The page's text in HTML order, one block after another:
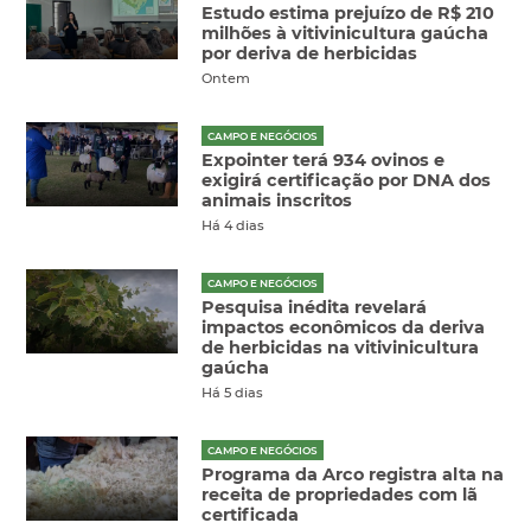
Estudo estima prejuízo de R$ 210
milhões à vitivinicultura gaúcha
por deriva de herbicidas
Ontem
CAMPO E NEGÓCIOS
Expointer terá 934 ovinos e
exigirá certificação por DNA dos
animais inscritos
Há 4 dias
CAMPO E NEGÓCIOS
Pesquisa inédita revelará
impactos econômicos da deriva
de herbicidas na vitivinicultura
gaúcha
Há 5 dias
CAMPO E NEGÓCIOS
Programa da Arco registra alta na
receita de propriedades com lã
certificada